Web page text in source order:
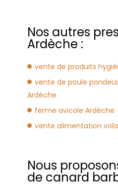
Nos autres
Ardèche :
vente de produits
vente de poule
Ardèche
ferme avicole Ardèche
vente alimentation
Nous
de canard